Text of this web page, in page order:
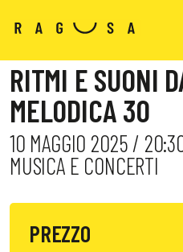
RITMI E SUONI
MELODICA 30
10 MAGGIO 2025 /
MUSICA E CONCERTI
PREZZO